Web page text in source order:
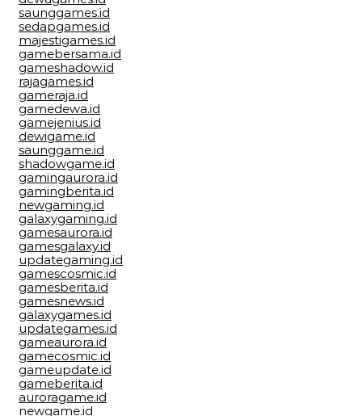
saunggames.id
sedapgames.id
majestigames.id
gamebersama.id
gameshadow.id
rajagames.id
gameraja.id
gamedewa.id
gamejenius.id
dewigame.id
saunggame.id
shadowgame.id
gamingaurora.id
gamingberita.id
newgaming.id
galaxygaming.id
gamesaurora.id
gamesgalaxy.id
updategaming.id
gamescosmic.id
gamesberita.id
gamesnews.id
galaxygames.id
updategames.id
gameaurora.id
gamecosmic.id
gameupdate.id
gameberita.id
auroragame.id
newgame.id